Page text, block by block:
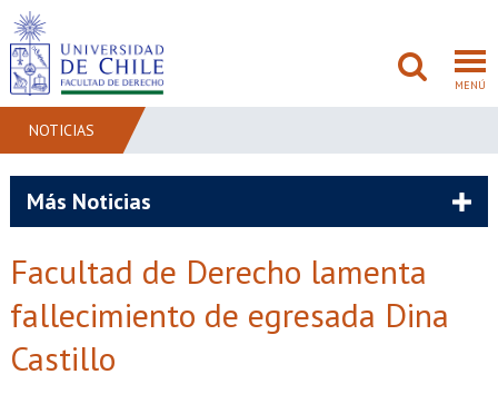
MENÚ
NOTICIAS
Más Noticias
Facultad de Derecho lamenta
fallecimiento de egresada Dina
Castillo